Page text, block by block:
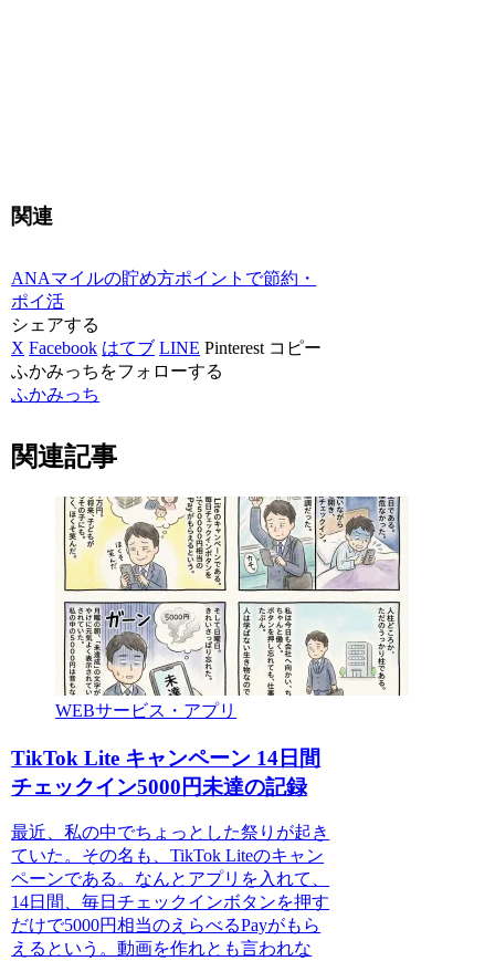
関連
ANAマイルの貯め方ポイントで節約・
ポイ活
シェアする
X Facebook はてブ LINE Pinterest コピー
ふかみっちをフォローする
ふかみっち
関連記事
WEBサービス・アプリ
TikTok Lite キャンペーン 14日間
チェックイン5000円未達の記録
最近、私の中でちょっとした祭りが起き
ていた。その名も、TikTok Liteのキャン
ペーンである。なんとアプリを入れて、
14日間、毎日チェックインボタンを押す
だけで5000円相当のえらべるPayがもら
えるという。動画を作れとも言われな